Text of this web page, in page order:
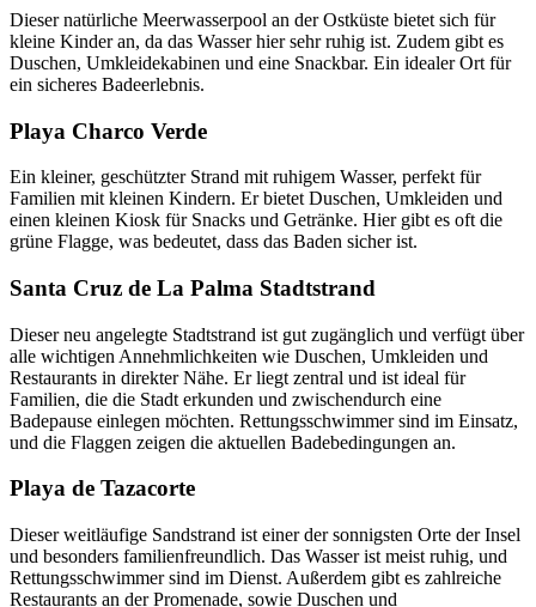
Dieser natürliche Meerwasserpool an der Ostküste bietet sich für
kleine Kinder an, da das Wasser hier sehr ruhig ist. Zudem gibt es
Duschen, Umkleidekabinen und eine Snackbar. Ein idealer Ort für
ein sicheres Badeerlebnis.
Playa Charco Verde
Ein kleiner, geschützter Strand mit ruhigem Wasser, perfekt für
Familien mit kleinen Kindern. Er bietet Duschen, Umkleiden und
einen kleinen Kiosk für Snacks und Getränke. Hier gibt es oft die
grüne Flagge, was bedeutet, dass das Baden sicher ist.
Santa Cruz de La Palma Stadtstrand
Dieser neu angelegte Stadtstrand ist gut zugänglich und verfügt über
alle wichtigen Annehmlichkeiten wie Duschen, Umkleiden und
Restaurants in direkter Nähe. Er liegt zentral und ist ideal für
Familien, die die Stadt erkunden und zwischendurch eine
Badepause einlegen möchten. Rettungsschwimmer sind im Einsatz,
und die Flaggen zeigen die aktuellen Badebedingungen an.
Playa de Tazacorte
Dieser weitläufige Sandstrand ist einer der sonnigsten Orte der Insel
und besonders familienfreundlich. Das Wasser ist meist ruhig, und
Rettungsschwimmer sind im Dienst. Außerdem gibt es zahlreiche
Restaurants an der Promenade, sowie Duschen und